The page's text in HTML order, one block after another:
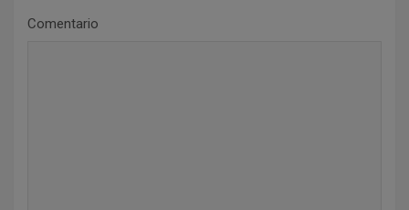
Comentario